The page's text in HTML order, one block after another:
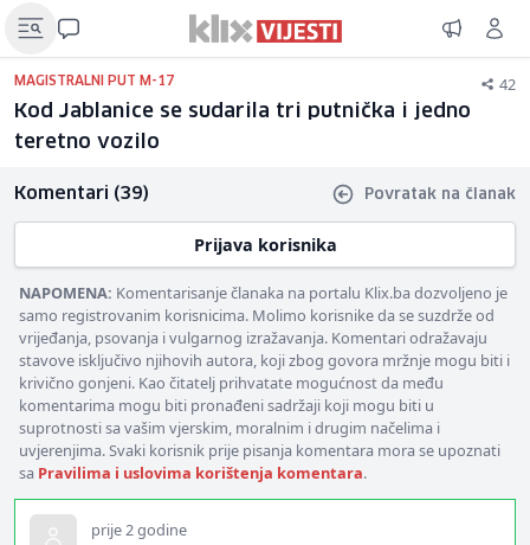
MAGISTRALNI PUT M-17 42
Kod Jablanice se sudarila tri putnička i jedno
teretno vozilo
Komentari (39) Povratak na članak
Prijava korisnika
NAPOMENA: Komentarisanje članaka na portalu Klix.ba dozvoljeno je
samo registrovanim korisnicima. Molimo korisnike da se suzdrže od
vrijeđanja, psovanja i vulgarnog izražavanja. Komentari odražavaju
stavove isključivo njihovih autora, koji zbog govora mržnje mogu biti i
krivično gonjeni. Kao čitatelj prihvatate mogućnost da među
komentarima mogu biti pronađeni sadržaji koji mogu biti u
suprotnosti sa vašim vjerskim, moralnim i drugim načelima i
uvjerenjima. Svaki korisnik prije pisanja komentara mora se upoznati
sa Pravilima i uslovima korištenja komentara.
prije 2 godine